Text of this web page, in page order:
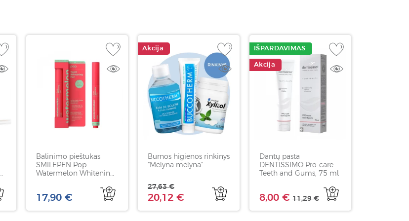
Balinimo pieštukas
SMILEPEN Pop
Watermelon Whitening
17,90 €
Akcija
Burnos higienos rinkinys
"Mėlyna mėlyna"
20,12 €
27,63 €
IŠPARDAVIMAS
Akcija
Dantų pasta
DENTISSIMO Pro-care
Teeth and Gums, 75 ml
8,00 € 11,29 €